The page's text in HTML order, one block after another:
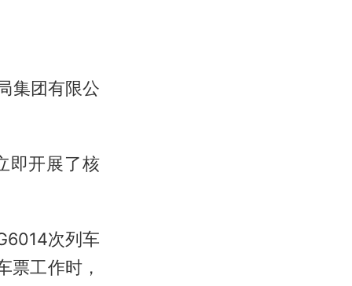
集团有限公
即开展了核
次列车
票工作时，